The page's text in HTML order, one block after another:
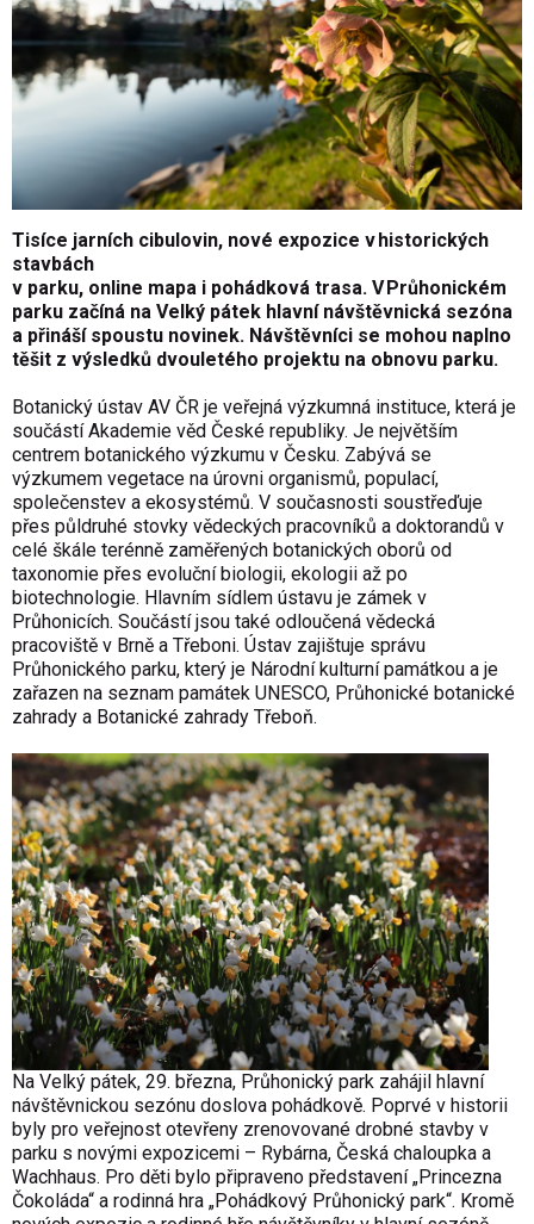
Tisíce jarních cibulovin, nové expozice v historických
stavbách
v parku, online mapa i pohádková trasa. V Průhonickém
parku začíná na Velký pátek hlavní návštěvnická sezóna
a přináší spoustu novinek. Návštěvníci se mohou naplno
těšit z výsledků dvouletého projektu na obnovu parku.
Botanický ústav AV ČR je veřejná výzkumná instituce, která je
součástí Akademie věd České republiky. Je největším
centrem botanického výzkumu v Česku. Zabývá se
výzkumem vegetace na úrovni organismů, populací,
společenstev a ekosystémů. V současnosti soustřeďuje
přes půldruhé stovky vědeckých pracovníků a doktorandů v
celé škále terénně zaměřených botanických oborů od
taxonomie přes evoluční biologii, ekologii až po
biotechnologie. Hlavním sídlem ústavu je zámek v
Průhonicích. Součástí jsou také odloučená vědecká
pracoviště v Brně a Třeboni. Ústav zajištuje správu
Průhonického parku, který je Národní kulturní památkou a je
zařazen na seznam památek UNESCO, Průhonické botanické
zahrady a Botanické zahrady Třeboň.
Na Velký pátek, 29. března, Průhonický park zahájil hlavní
návštěvnickou sezónu doslova pohádkově. Poprvé v historii
byly pro veřejnost otevřeny zrenovované drobné stavby v
parku s novými expozicemi – Rybárna, Česká chaloupka a
Wachhaus. Pro děti bylo připraveno představení „Princezna
Čokoláda“ a rodinná hra „Pohádkový Průhonický park“. Kromě